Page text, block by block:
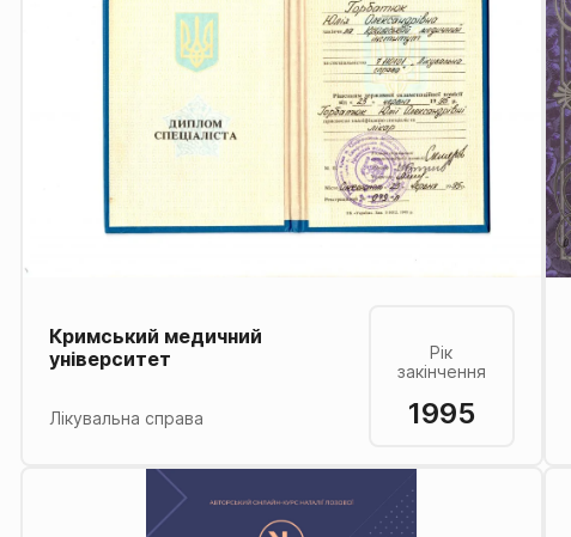
Кримський медичний
університет
Лікувальна справа
Рік
закінчення
1995